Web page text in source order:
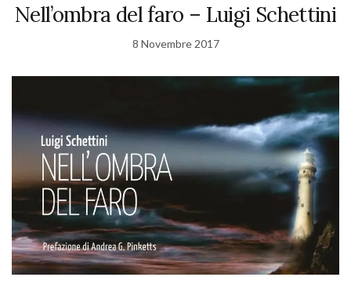
Nell’ombra del faro – Luigi Schettini
8 Novembre 2017